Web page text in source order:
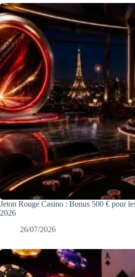
Jeton Rouge Casino : Bonus 500 € pour
2026
26/07/2026